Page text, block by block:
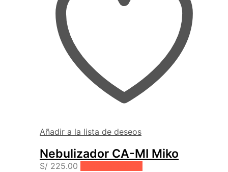
Añadir a la lista de deseos
Nebulizador CA-MI Miko
S/ 225.00